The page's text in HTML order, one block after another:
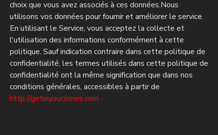
choix que vous avez associés à ces données.Nous
utilisons vos données pour fournir et améliorer le service.
En utilisant le Service, vous acceptez la collecte et
l'utilisation des informations conformément à cette
politique. Sauf indication contraire dans cette politique de
confidentialité, les termes utilisés dans cette politique de
confidentialité ont la même signification que dans nos
conditions générales, accessibles à partir de
http://getinyourzones.com